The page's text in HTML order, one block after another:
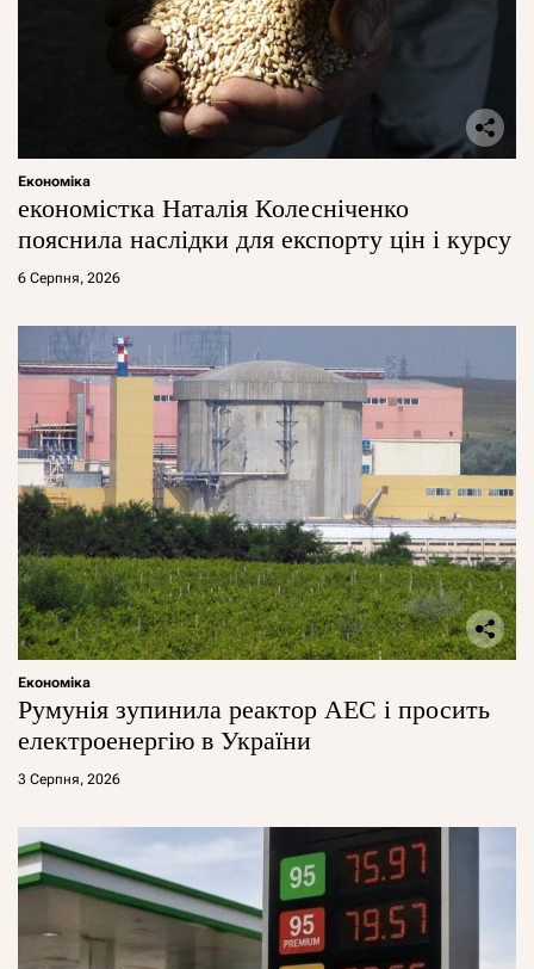
Економіка
економістка Наталія Колесніченко
пояснила наслідки для експорту цін і курсу
6 Серпня, 2026
Економіка
Румунія зупинила реактор АЕС і просить
електроенергію в України
3 Серпня, 2026